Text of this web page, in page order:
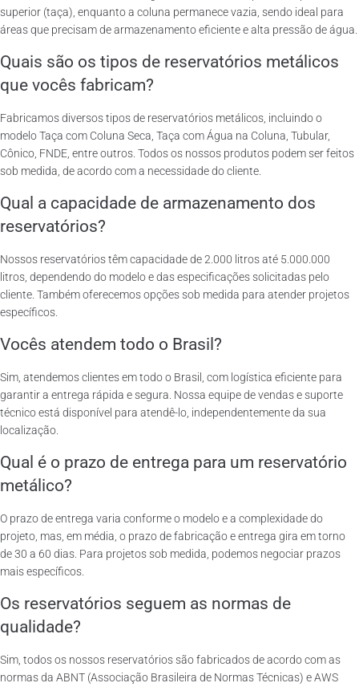
superior (taça), enquanto a coluna permanece vazia, sendo ideal para
áreas que precisam de armazenamento eficiente e alta pressão de água.
Quais são os tipos de reservatórios metálicos
que vocês fabricam?
Fabricamos diversos tipos de reservatórios metálicos, incluindo o
modelo Taça com Coluna Seca, Taça com Água na Coluna, Tubular,
Cônico, FNDE, entre outros. Todos os nossos produtos podem ser feitos
sob medida, de acordo com a necessidade do cliente.
Qual a capacidade de armazenamento dos
reservatórios?
Nossos reservatórios têm capacidade de 2.000 litros até 5.000.000
litros, dependendo do modelo e das especificações solicitadas pelo
cliente. Também oferecemos opções sob medida para atender projetos
específicos.
Vocês atendem todo o Brasil?
Sim, atendemos clientes em todo o Brasil, com logística eficiente para
garantir a entrega rápida e segura. Nossa equipe de vendas e suporte
técnico está disponível para atendê-lo, independentemente da sua
localização.
Qual é o prazo de entrega para um reservatório
metálico?
O prazo de entrega varia conforme o modelo e a complexidade do
projeto, mas, em média, o prazo de fabricação e entrega gira em torno
de 30 a 60 dias. Para projetos sob medida, podemos negociar prazos
mais específicos.
Os reservatórios seguem as normas de
qualidade?
Sim, todos os nossos reservatórios são fabricados de acordo com as
normas da ABNT (Associação Brasileira de Normas Técnicas) e AWS